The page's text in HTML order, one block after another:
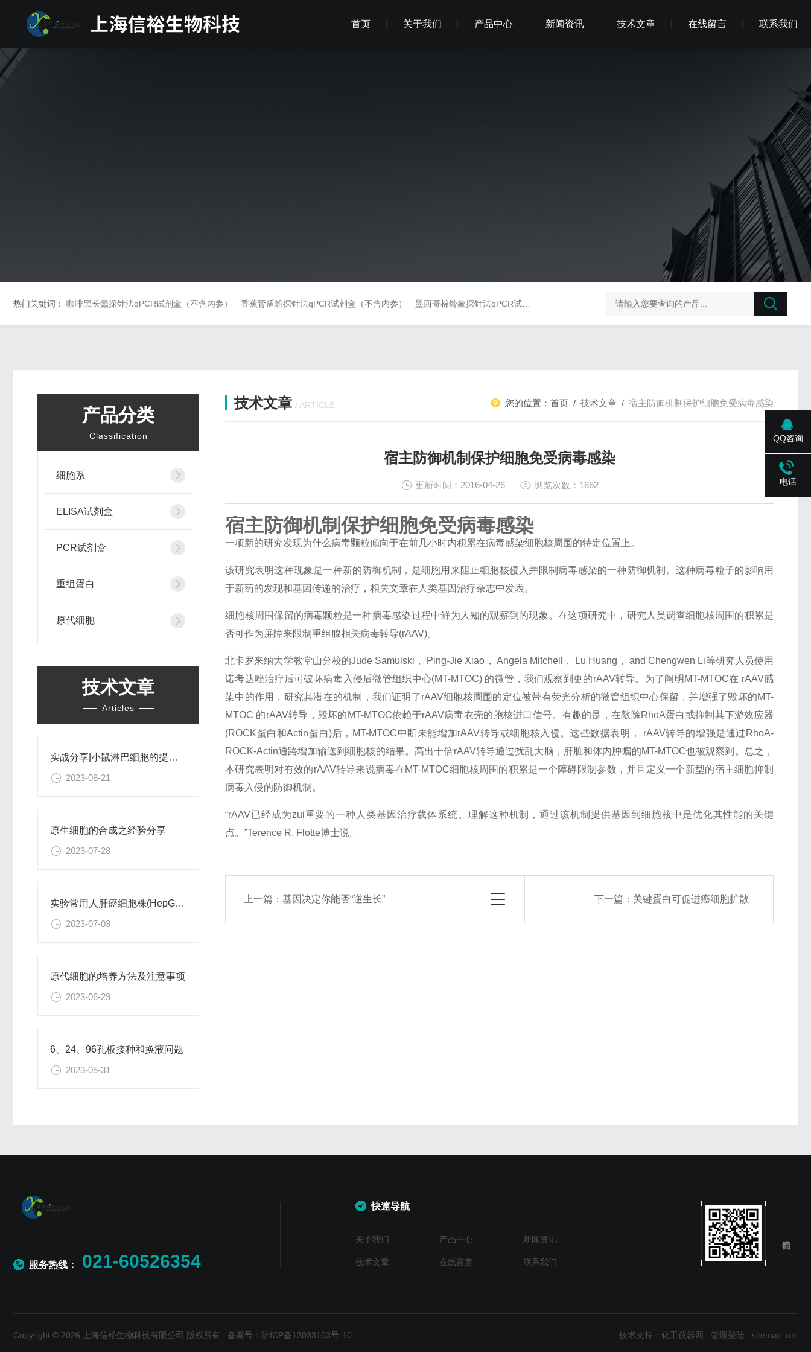
首页 关于我们 产品中心 新闻资讯 技术文章 在线留言 联系我们
热门关键词： 咖啡黑长蠹探针法qPCR试剂盒（不含内参） 香蕉肾盾蚧探针法qPCR试剂盒（不含内参） 墨西哥棉铃象探针法qPCR试剂盒（不含内参） 榛子东部枯萎病菌探针法qPCR试剂盒不含内参
产品分类
Classification
细胞系
ELISA试剂盒
PCR试剂盒
重组蛋白
原代细胞
技术文章
Articles
实战分享|小鼠淋巴细胞的提取和分选之经验小结
2023-08-21
原生细胞的合成之经验分享
2023-07-28
实验常用人肝癌细胞株(HepG2/Hep3B,HuH-7,MHCC97H,PLC/PRF/5)怎么选？
2023-07-03
原代细胞的培养方法及注意事项
2023-06-29
6、24、96孔板接种和换液问题
2023-05-31
技术文章 / ARTICLE 您的位置： 首页 / 技术文章 / 宿主防御机制保护细胞免受病毒感染
宿主防御机制保护细胞免受病毒感染
更新时间：2016-04-26 浏览次数：1862
宿主防御机制保护细胞免受病毒感染
一项新的研究发现为什么病毒颗粒倾向于在前几小时内积累在病毒感染细胞核周围的特定位置上。
该研究表明这种现象是一种新的防御机制，是细胞用来阻止细胞核侵入并限制病毒感染的一种防御机制。这种病毒粒子的影响用
于新药的发现和基因传递的治疗，相关文章在人类基因治疗杂志中发表。
细胞核周围保留的病毒颗粒是一种病毒感染过程中鲜为人知的观察到的现象。在这项研究中，研究人员调查细胞核周围的积累是
否可作为屏障来限制重组腺相关病毒转导(rAAV)。
北卡罗来纳大学教堂山分校的Jude Samulski， Ping-Jie Xiao， Angela Mitchell， Lu Huang， and Chengwen Li等研究人员使用
诺考达唑治疗后可破坏病毒入侵后微管组织中心(MT-MTOC) 的微管，我们观察到更的rAAV转导。为了阐明MT-MTOC在 rAAV感
染中的作用，研究其潜在的机制，我们证明了rAAV细胞核周围的定位被带有荧光分析的微管组织中心保留，并增强了毁坏的MT-
MTOC 的rAAV转导，毁坏的MT-MTOC依赖于rAAV病毒衣壳的胞核进口信号。有趣的是，在敲除RhoA蛋白或抑制其下游效应器
(ROCK蛋白和Actin蛋白)后，MT-MTOC中断未能增加rAAV转导或细胞核入侵。这些数据表明， rAAV转导的增强是通过RhoA-
ROCK-Actin通路增加输送到细胞核的结果。高出十倍rAAV转导通过扰乱大脑，肝脏和体内肿瘤的MT-MTOC也被观察到。总之，
本研究表明对有效的rAAV转导来说病毒在MT-MTOC细胞核周围的积累是一个障碍限制参数，并且定义一个新型的宿主细胞抑制
病毒入侵的防御机制。
“rAAV已经成为zui重要的一种人类基因治疗载体系统。理解这种机制，通过该机制提供基因到细胞核中是优化其性能的关键
点。”Terence R. Flotte博士说。
上一篇：基因决定你能否“逆生长” 下一篇： 关键蛋白可促进癌细胞扩散
服务热线： 021-60526354
快速导航
关于我们 产品中心 新闻资讯
技术文章 在线留言 联系我们
Copyright © 2026 上海信裕生物科技有限公司 版权所有 备案号：沪ICP备13033103号-10 技术支持： 化工仪器网 管理登陆 sitemap.xml
QQ咨询
电话